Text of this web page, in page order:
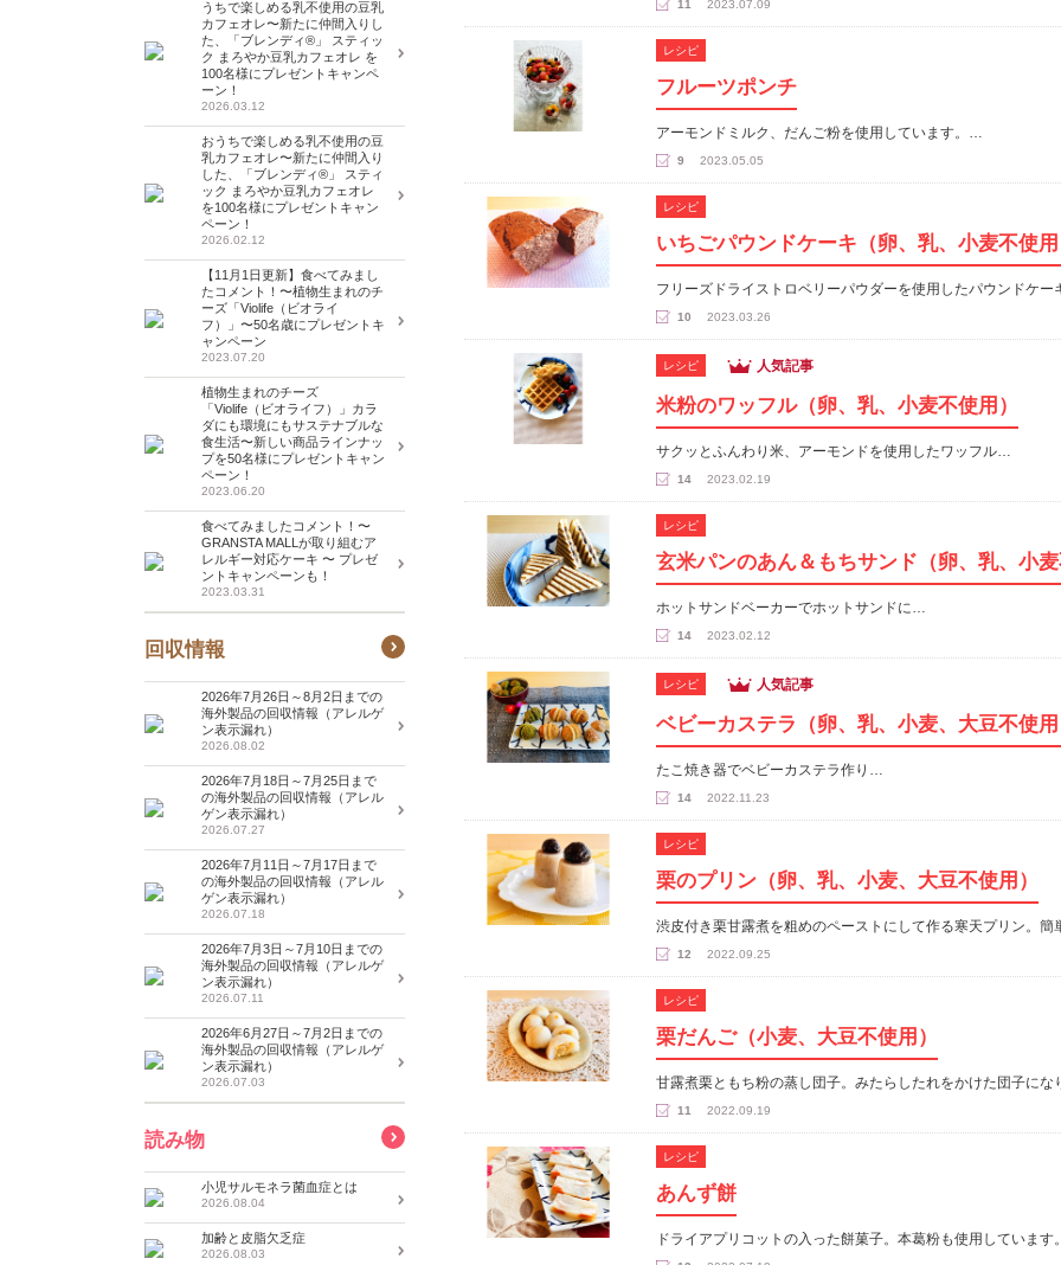
11 2023.07.09
レシピ
フルーツポンチ
アーモンドミルク、だんご粉を使用しています。…
9 2023.05.05
レシピ
いちごパウンドケーキ（卵、乳、小麦不使用
フリーズドライストロベリーパウダーを使用したパウンドケー
10 2023.03.26
レシピ 人気記事
米粉のワッフル（卵、乳、小麦不使用）
サクッとふんわり米、アーモンドを使用したワッフル…
14 2023.02.19
レシピ
玄米パンのあん＆もちサンド（卵、乳、小麦
ホットサンドベーカーでホットサンドに…
14 2023.02.12
レシピ 人気記事
ベビーカステラ（卵、乳、小麦、大豆不使用
たこ焼き器でベビーカステラ作り…
14 2022.11.23
レシピ
栗のプリン（卵、乳、小麦、大豆不使用）
渋皮付き栗甘露煮を粗めのペーストにして作る寒天プリン。簡
12 2022.09.25
レシピ
栗だんご（小麦、大豆不使用）
甘露煮栗ともち粉の蒸し団子。みたらしたれをかけた団子にな
11 2022.09.19
レシピ
あんず餅
ドライアプリコットの入った餅菓子。本葛粉も使用しています
うちで楽しめる乳不使用の豆乳
カフェオレ〜新たに仲間入りし
た、「ブレンディ®」 スティッ
ク まろやか豆乳カフェオレ を
100名様にプレゼントキャンペ
ーン！
2026.03.12
おうちで楽しめる乳不使用の豆
乳カフェオレ〜新たに仲間入り
した、「ブレンディ®」 スティ
ック まろやか豆乳カフェオレ
を100名様にプレゼントキャン
ペーン！
2026.02.12
【11月1日更新】食べてみまし
たコメント！〜植物生まれのチ
ーズ「Violife（ビオライ
フ）」〜50名歳にプレゼントキ
ャンペーン
2023.07.20
植物生まれのチーズ
「Violife（ビオライフ）」カラ
ダにも環境にもサステナブルな
食生活〜新しい商品ラインナッ
プを50名様にプレゼントキャン
ペーン！
2023.06.20
食べてみましたコメント！〜
GRANSTA MALLが取り組むア
レルギー対応ケーキ 〜 プレゼ
ントキャンペーンも！
2023.03.31
回収情報
2026年7月26日～8月2日までの
海外製品の回収情報（アレルゲ
ン表示漏れ）
2026.08.02
2026年7月18日～7月25日まで
の海外製品の回収情報（アレル
ゲン表示漏れ）
2026.07.27
2026年7月11日～7月17日まで
の海外製品の回収情報（アレル
ゲン表示漏れ）
2026.07.18
2026年7月3日～7月10日までの
海外製品の回収情報（アレルゲ
ン表示漏れ）
2026.07.11
2026年6月27日～7月2日までの
海外製品の回収情報（アレルゲ
ン表示漏れ）
2026.07.03
読み物
小児サルモネラ菌血症とは
2026.08.04
加齢と皮脂欠乏症
2026.08.03